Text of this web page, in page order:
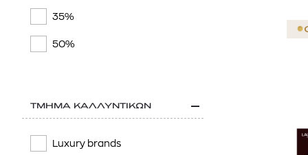
35%
50%
ΤΜΗΜΑ ΚΑΛΛΥΝΤΙΚΩΝ
Luxury brands